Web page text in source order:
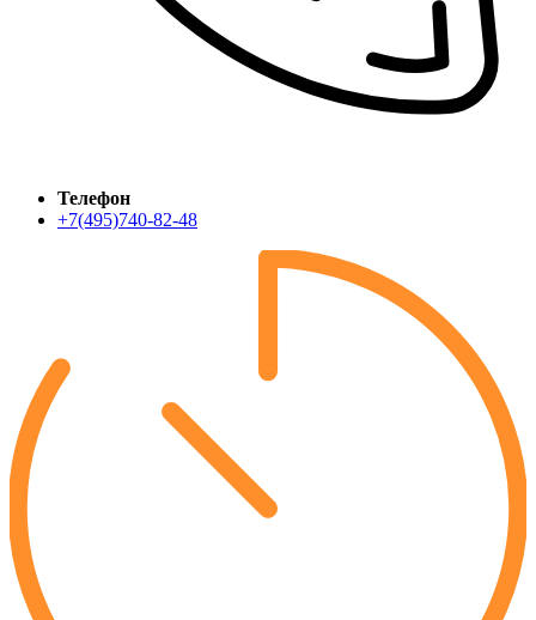
Телефон
+7(495)740-82-48